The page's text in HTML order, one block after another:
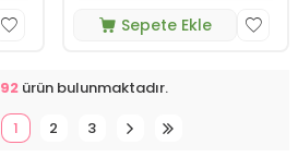
Sepete Ekle
92ürün bulunmaktadır.
1
2 3